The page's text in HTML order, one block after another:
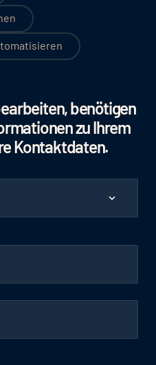
benötigen
zu Ihrem
Kontaktdaten.